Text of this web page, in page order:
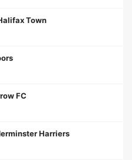
Town
FC
Harriers